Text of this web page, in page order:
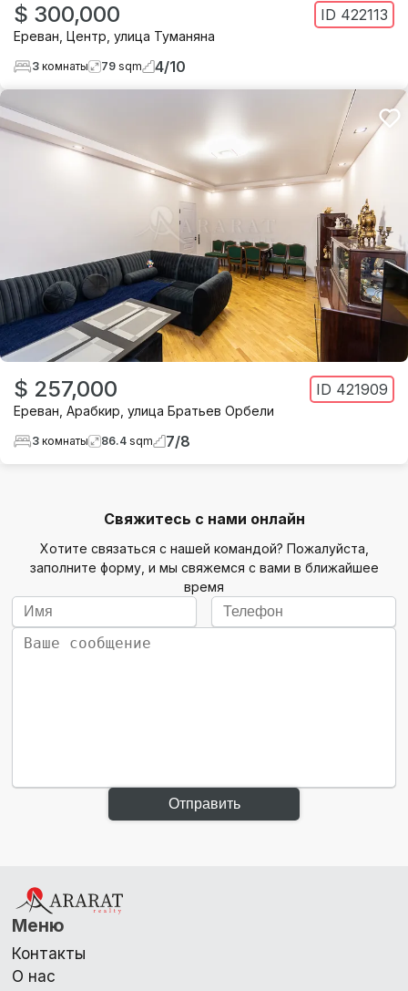
$ 300,000 ID 422113
Ереван Центр улица Туманяна
3 комнаты 79 sqm 4/10
$ 257,000 ID 421909
Ереван Арабкир улица Братьев Орбели
3 комнаты 86.4 sqm 7/8
Свяжитесь с нами онлайн
Хотите связаться с нашей командой? Пожалуйста,
заполните форму, и мы свяжемся с вами в ближайшее
время
Отправить
Меню
Контакты
О нас